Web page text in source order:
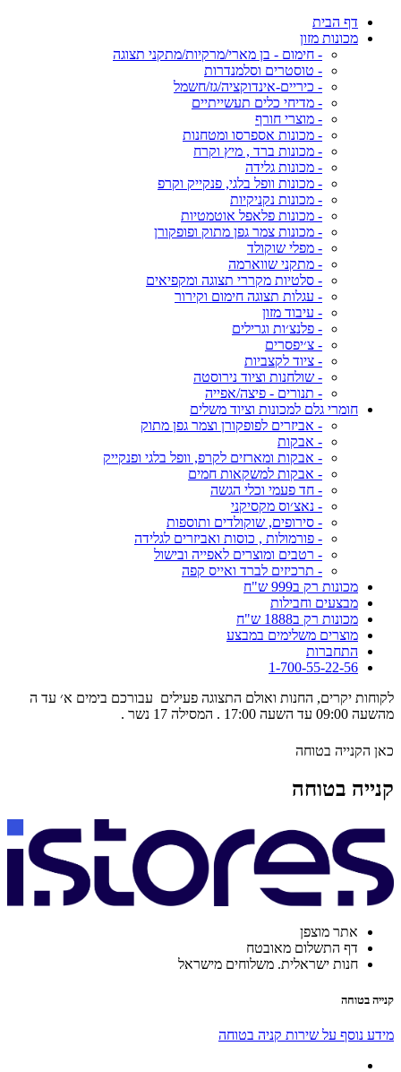
דף הבית
מכונות מזון
- חימום - בן מארי/מרקיות/מתקני תצוגה
- טוסטרים וסלמנדרות
- כיריים-אינדוקציה/גז/חשמל
- מדיחי כלים תעשייתיים
- מוצרי חורף
- מכונות אספרסו ומטחנות
- מכונות ברד , מיץ וקרח
- מכונות גלידה
- מכונות וופל בלגי, פנקייק וקרפ
- מכונות נקניקיות
- מכונות פלאפל אוטמטיות
- מכונות צמר גפן מתוק ופופקורן
- מפלי שוקולד
- מתקני שווארמה
- סלטיות מקררי תצוגה ומקפיאים
- עגלות תצוגה חימום וקירור
- עיבוד מזון
- פלנצ׳ות וגרילים
- צ׳יפסרים
- ציוד לקצביות
- שולחנות וציוד נירוסטה
- תנורים - פיצה/אפייה
חומרי גלם למכונות וציוד משלים
- אביזרים לפופקורן וצמר גפן מתוק
- אבקות
- אבקות ומארזים לקרפ, וופל בלגי ופנקייק
- אבקות למשקאות חמים
- חד פעמי וכלי הגשה
- נאצ׳וס מקסיקני
- סירופים, שוקולדים ותוספות
- פורמולות , כוסות ואביזרים לגלידה
- רטבים ומוצרים לאפייה ובישול
- תרכיזים לברד ואייס קפה
מכונות רק ב999 ש"ח
מבצעים וחבילות
מכונות רק ב1888 ש"ח
מוצרים משלימים במבצע
התחברות
1-700-55-22-56
לקוחות יקרים, החנות ואולם התצוגה פעילים עבורכם בימים א׳ עד ה
מהשעה 09:00 עד השעה 17:00 . המסילה 17 נשר .
כאן הקנייה בטוחה
קנייה בטוחה
אתר מוצפן
דף התשלום מאובטח
חנות ישראלית. משלוחים מישראל
קנייה בטוחה
מידע נוסף על שירות קניה בטוחה